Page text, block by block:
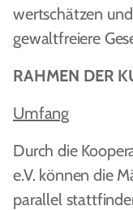
wertschätzen
gewaltfreiere
RAHMEN DER
Umfang
Durch die
e.V. können die
parallel